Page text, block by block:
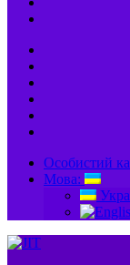
Особистий
Мова: